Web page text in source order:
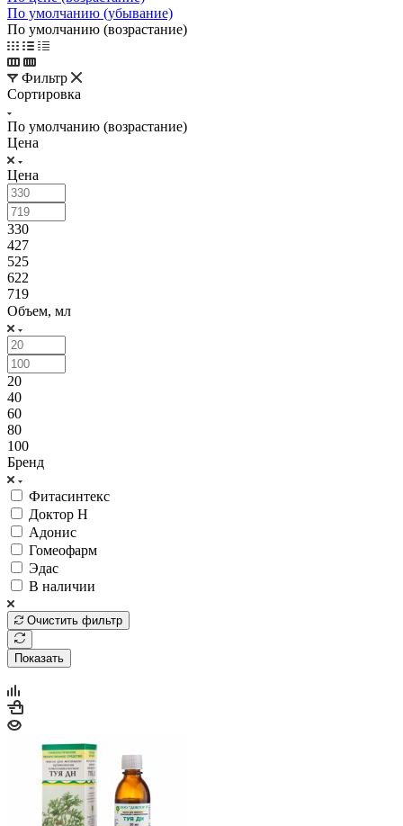
По умолчанию (убывание)
По умолчанию (возрастание)
Фильтр
Сортировка
По умолчанию (возрастание)
Цена
Цена
330
427
525
622
719
Объем, мл
20
40
60
80
100
Бренд
Фитасинтекс
Доктор Н
Адонис
Гомеофарм
Эдас
В наличии
Очистить фильтр
Показать